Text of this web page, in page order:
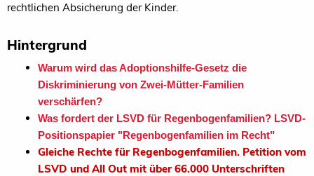
rechtlichen Absicherung der Kinder.
Hintergrund
Warum wird das Adoptionshilfe-Gesetz die
Diskriminierung von Zwei-Mütter-Familien
verschärfen?
Was fordert der LSVD für Regenbogenfamilien? LSVD-
Positionspapier "Regenbogenfamilien im Recht"
Gleiche Rechte für Regenbogenfamilien. Petition vom
LSVD und All Out mit über 66.000 Unterschriften